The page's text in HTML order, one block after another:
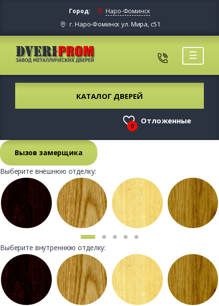
Город: Наро-Фоминск
г. Наро-Фоминск ул. Мира, с51
☰
КАТАЛОГ ДВЕРЕЙ
0
Отложенные
Вызов замерщика
Выберите внешнюю отделку:
Выберите внутреннюю отделку: